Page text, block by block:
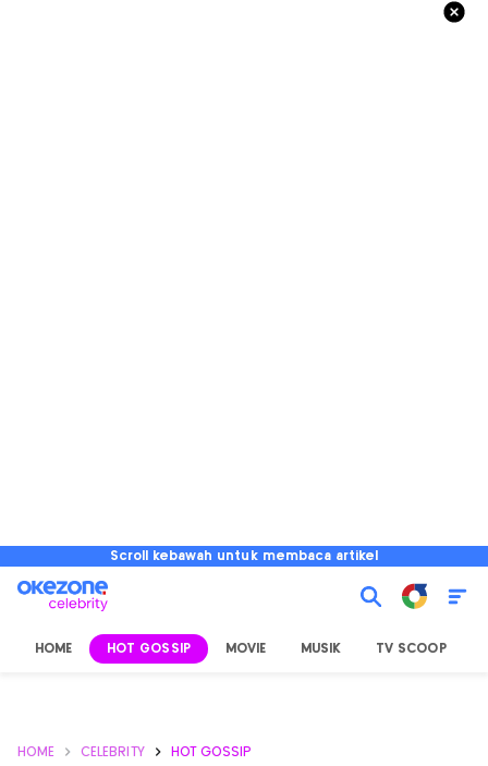
Scroll kebawah untuk membaca artikel
HOME HOT GOSSIP MOVIE MUSIK TV SCOOP
HOME CELEBRITY HOT GOSSIP